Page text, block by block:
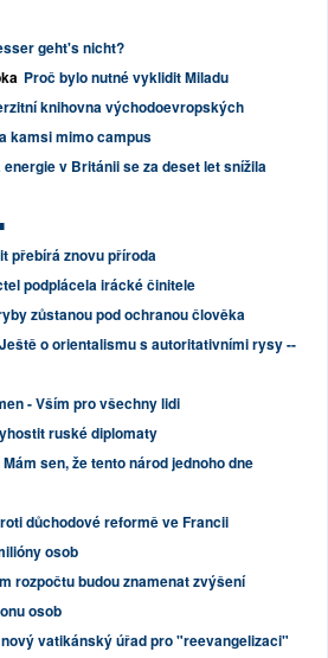
geht's nicht?
Proč bylo nutné vyklidit Miladu
knihovna východoevropských
kamsi mimo campus
v Británii se za deset let snížila
přebírá znovu příroda
podplácela irácké činitele
zůstanou pod ochranou člověka
Ještě o orientalismu s autoritativními rysy --
- Vším pro všechny lidi
ruské diplomaty
Mám sen, že tento národ jednoho dne
důchodové reformě ve Francii
osob
rozpočtu budou znamenat zvýšení
osob
nový vatikánský úřad pro "reevangelizaci"